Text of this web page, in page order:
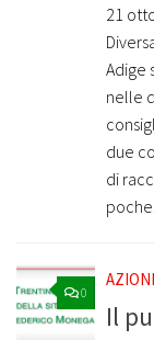
21
Adige
nelle
due
di
0
Il